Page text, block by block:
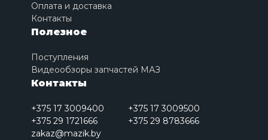
Оплата и доставка
Контакты
Полезное
Поступления
Видеообзоры запчастей МАЗ
Контакты
+375 17 3009400
+375 17 3009500
+375 29 1721666
+375 29 8783666
zakaz@mazik.by